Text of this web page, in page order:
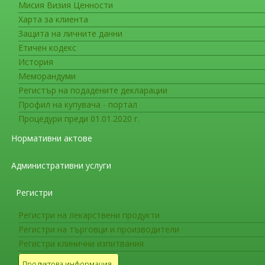
Мисия Визия Ценности
Харта за клиента
Защита на личните данни
Етичен кодекс
История
Меморандуми
Регистър на подадените декларации
Профил на купувача - портал
Процедури преди 01.01.2020 г.
Нормативни актове
Административни услуги
Регистри
Регистри на лекарствени продукти
Регистри на търговци и производители
Регистри клинични изпитвания
Важна информация
Съобщение към
чл. 57(2) на регламент 1235/2010
Европейската агенция по лекарствата
продукти. Курсът съдържа 6 модула.
началото на следващата седмица
След завършване на електронния курс,